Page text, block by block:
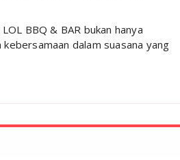
BBQ & BAR bukan hanya
dalam suasana yang